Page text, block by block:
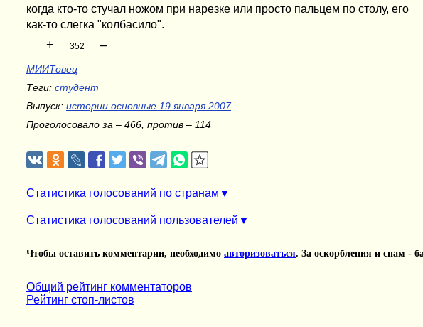
когда кто-то стучал ножом при нарезке или просто пальцем по столу, его
как-то слегка "колбасило".
+ 352 –
МИИТовец
Теги: студент
Выпуск: истории основные 19 января 2007
Проголосовало за – 466, против – 114
Статистика голосований по странам
Статистика голосований пользователей
Чтобы оставить комментарии, необходимо авторизоваться. За оскорбления и спам -
Общий рейтинг комментаторов
Рейтинг стоп-листов